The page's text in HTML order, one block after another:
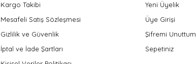
Kargo Takibi
Mesafeli Satış Sözleşmesi
Gizlilik ve Güvenlik
İptal ve İade Şartları
Yeni Üyelik
Üye Girişi
Şifremi Unuttum
Sepetiniz